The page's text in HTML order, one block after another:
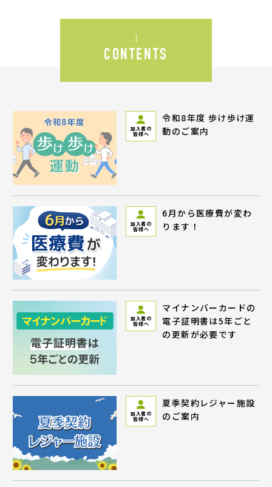
CONTENTS
加入者の
皆様へ
令和8年度 歩け歩け運
動のご案内
加入者の
皆様へ
6月から医療費が変わ
ります！
加入者の
皆様へ
マイナンバーカードの
電子証明書は5年ごと
の更新が必要です
加入者の
皆様へ
夏季契約レジャー施設
のご案内